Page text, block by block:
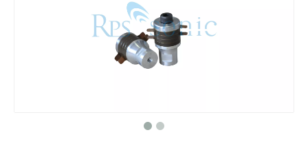
Actualmente, la investigación sobre la extracción de antioxidantes